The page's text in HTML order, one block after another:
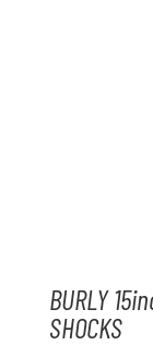
BURLY
SHOCKS